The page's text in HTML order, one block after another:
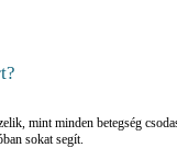
mint minden betegség
sokat segít.